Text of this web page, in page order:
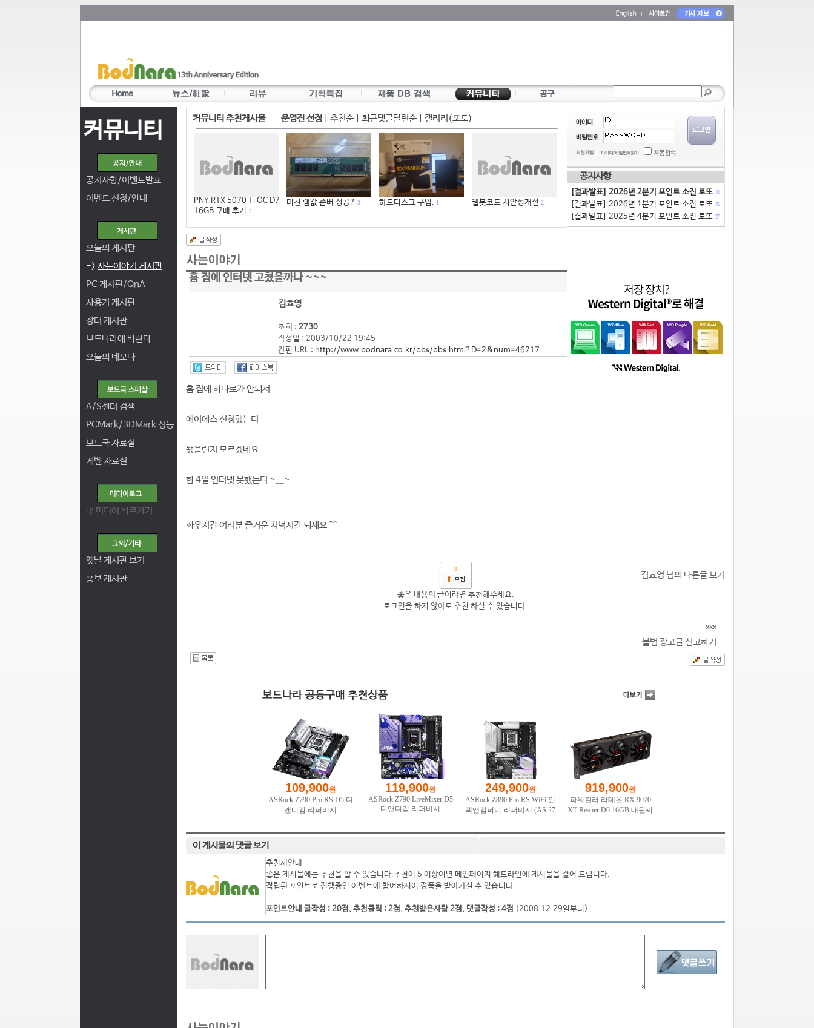
커뮤니티
공지사항/이벤트발표
이벤트 신청/안내
오늘의 게시판
-> 사는이야기 게시판
PC 게시판/QnA
사용기 게시판
장터 게시판
보드나라에 바란다
오늘의 네모다
A/S센터 검색
PCMark/3DMark 성능
보드국 자료실
케벤 자료실
내 미디어 바로가기
옛날 게시판 보기
홍보 게시판
커뮤니티 추천게시물 운영진 선정 추천순| 최근댓글달린순| 갤러리(포토)
PNY RTX 5070 Ti OC D7
16GB 구매 후기
1
미친 램값 존버 성공? 3 하드디스크 구입. 1 웹봇코드 시안성개선 2
공지사항
[결과발표] 2026년 2분기 포인트 소진 로또 13
[결과발표] 2026년 1분기 포인트 소진 로또 15
[결과발표] 2025년 4분기 포인트 소진 로또 17
흠 집에 인터넷 고쳤을까나 ~~~
김효영
조회 : 2730
작성일 : 2003/10/22 19:45
간편 URL : http://www.bodnara.co.kr/bbs/bbs.html?D=2&num=46217
흠 집에 하나로가 안되서
에이에스 신청했는디
됐을련지 모르겠네요
한 4일 인터넷 못했는디 ~__~
좌우지간 여러분 즐거운 저녁시간 되세요 ^^
3
김효영 님의 다른글 보기
좋은 내용의 글이라면 추천해주세요.
로그인을 하지 않아도 추천 하실 수 있습니다.
xxx
불법 광고글 신고하기
이 게시물의 댓글 보기
추천제안내
좋은 게시물에는 추천을 할 수 있습니다.추천이 5 이상이면 메인페이지 헤드라인에 게시물을 걸어 드립니다.
적립된 포인트로 진행중인 이벤트에 참여하시어 경품을 받아가실 수 있습니다.
포인트안내 글작성 : 20점, 추천클릭 : 2점, 추천받은사람 2점, 댓글작성 : 4점 (2008.12.29일부터)